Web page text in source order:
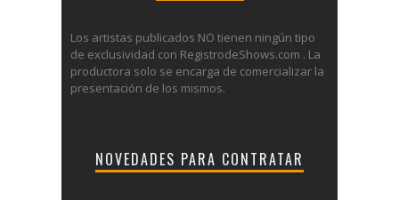
Los artistas publicados NO tienen ningún tipo
de exclusividad con RegistrodeShows.com . La
productora solo se encarga de comercializar la
presentación de los mismos.
NOVEDADES PARA CONTRATAR